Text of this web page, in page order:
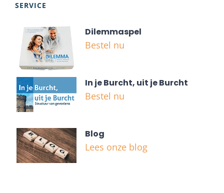
SERVICE
Dilemmaspel
Bestel nu
In je Burcht, uit je Burcht
Bestel nu
Blog
Lees onze blog